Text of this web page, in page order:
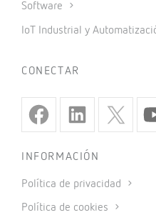
Software
IoT Industrial y
CONECTAR
INFORMACIÓN
Política de privacidad
Política de cookies